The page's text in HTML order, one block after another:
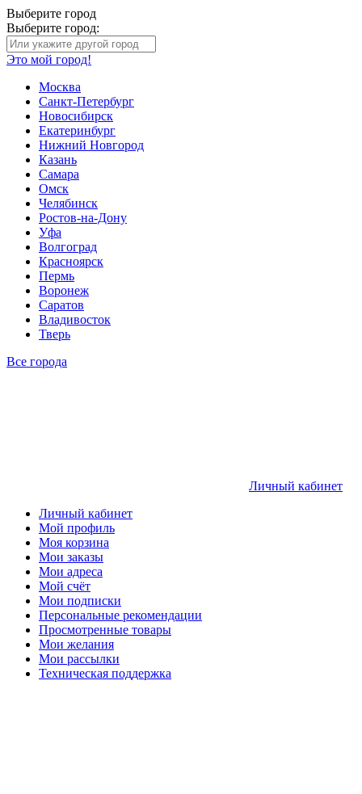
Выберите город
Выберите город:
Это мой город!
Москва
Санкт-Петербург
Новосибирск
Екатеринбург
Нижний Новгород
Казань
Самара
Омск
Челябинск
Ростов-на-Дону
Уфа
Волгоград
Красноярск
Пермь
Воронеж
Саратов
Владивосток
Тверь
Все города
Личный кабинет
Личный кабинет
Мой профиль
Моя корзина
Мои заказы
Мои адреса
Мой счёт
Мои подписки
Персональные рекомендации
Просмотренные товары
Мои желания
Мои рассылки
Техническая поддержка